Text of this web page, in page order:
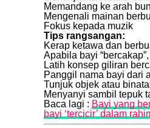
Memandang ke arah
Mengenali mainan
Fokus kepada muzik
Tips rangsangan:
Kerap ketawa dan
Apabila bayi
Latih konsep giliran
Panggil nama bayi dari
Tunjuk objek atau
Menyanyi sambil tepuk
Baca lagi : Bayi yang
bayi ‘tercicir’ dalam